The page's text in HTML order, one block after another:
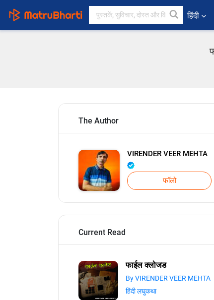
हिंदी
The Author
VIRENDER VEER MEHTA
फॉलो
Current Read
फाईल क्लोजड
By VIRENDER VEER MEHTA
हिंदी लघुकथा